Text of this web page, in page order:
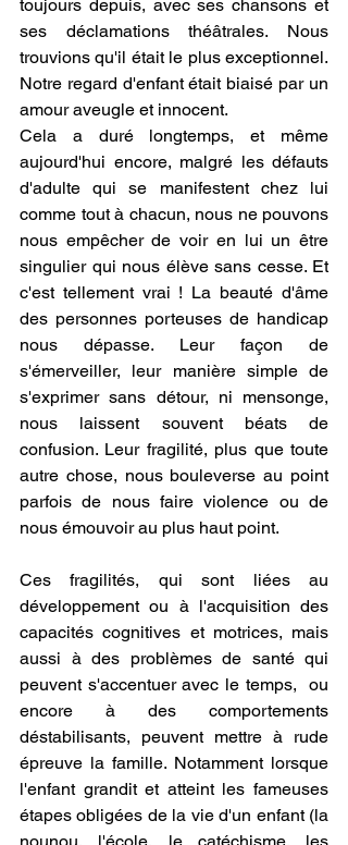
toujours depuis, avec ses chansons et
ses déclamations théâtrales. Nous
trouvions qu'il était le plus exceptionnel.
Notre regard d'enfant était biaisé par un
amour aveugle et innocent.
Cela a duré longtemps, et même
aujourd'hui encore, malgré les défauts
d'adulte qui se manifestent chez lui
comme tout à chacun, nous ne pouvons
nous empêcher de voir en lui un être
singulier qui nous élève sans cesse. Et
c'est tellement vrai ! La beauté d'âme
des personnes porteuses de handicap
nous dépasse. Leur façon de
s'émerveiller, leur manière simple de
s'exprimer sans détour, ni mensonge,
nous laissent souvent béats de
confusion. Leur fragilité, plus que toute
autre chose, nous bouleverse au point
parfois de nous faire violence ou de
nous émouvoir au plus haut point.
Ces fragilités, qui sont liées au
développement ou à l'acquisition des
capacités cognitives et motrices, mais
aussi à des problèmes de santé qui
peuvent s'accentuer avec le temps,  ou
encore à des comportements
déstabilisants, peuvent mettre à rude
épreuve la famille. Notamment lorsque
l'enfant grandit et atteint les fameuses
étapes obligées de la vie d'un enfant (la